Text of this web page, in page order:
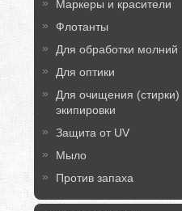
Маркеры и красители
Флотанты
Для обработки молний
Для оптики
Для очищения (стирки)
экипировки
Защита от UV
Мыло
Против запаха